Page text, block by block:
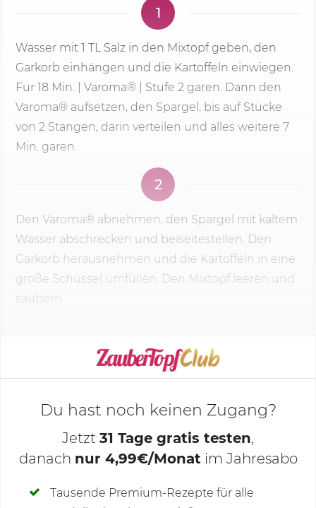
1
Wasser mit 1 TL Salz in den Mixtopf geben, den
Garkorb einhängen und die Kartoffeln einwiegen.
Für 18 Min. | Varoma® | Stufe 2 garen. Dann den
Varoma® aufsetzen, den Spargel, bis auf Stücke
von 2 Stangen, darin verteilen und alles weitere 7
Min. garen.
2
Den Varoma® abnehmen, den Spargel mit kaltem
Wasser abschrecken und beiseitestellen. Den
Garkorb herausnehmen und die Kartoffeln in eine
große Schüssel umfüllen. Den Mixtopf leeren und
säubern.
KOCHMODUS STARTEN
Deine Notizen
Du hast noch keinen Zugang?
Jetzt 31 Tage gratis testen,
danach nur 4,99€/Monat im Jahresabo
Tausende Premium-Rezepte für alle